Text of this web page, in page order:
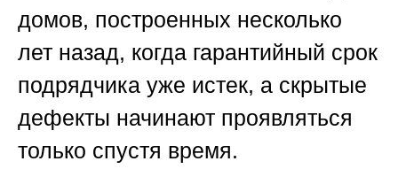
домов, построенных несколько
лет назад, когда гарантийный срок
подрядчика уже истек, а скрытые
дефекты начинают проявляться
только спустя время.